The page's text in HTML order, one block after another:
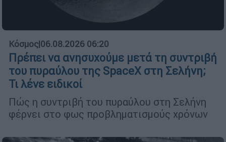
Κόσμος|06.08.2026 06:20
Πρέπει να ανησυχούμε μετά τη συντριβή
του πυραύλου της SpaceX στη Σελήνη;
Τι λένε ειδικοί
Πώς η συντριβή του πυραύλου στη Σελήνη
φέρνει στο φως προβληματισμούς χρόνων